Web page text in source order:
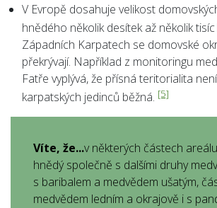
V Evropě dosahuje velikost
hnědého několik desítek až několik tisíc
Západních Karpatech se domovské
překrývají. Například z monitoringu
Fatře vyplývá, že přísná teritorialita
karpatských jedinců běžná. [5]
Víte, že...v některých částech
hnědý společně s dalšími druhy
s baribalem a medvědem ušatým,
medvědem ledním a okrajově i s